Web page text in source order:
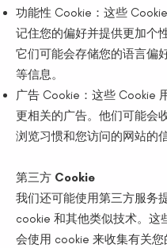
功能性 Cookie：这些
记住您的偏好并提供更加个
它们可能会存储您的语言偏
等信息。
广告 Cookie：这些 Cookie
更相关的广告。他们可能会
浏览习惯和您访问的网站的信
第三方 Cookie
我们还可能使用第三方服务
cookie 和其他类似技术。这
会使用 cookie 来收集有关